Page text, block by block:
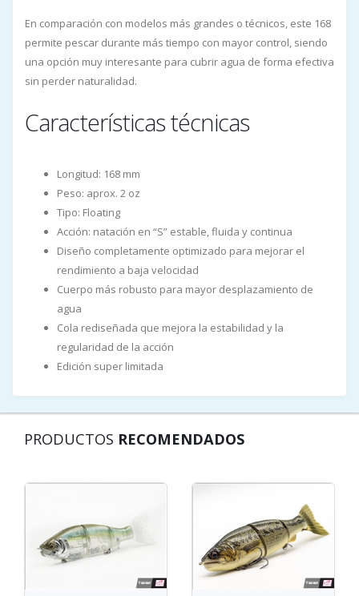
En comparación con modelos más grandes o técnicos, este 168
permite pescar durante más tiempo con mayor control, siendo
una opción muy interesante para cubrir agua de forma efectiva
sin perder naturalidad.
Características técnicas
Longitud: 168 mm
Peso: aprox. 2 oz
Tipo: Floating
Acción: natación en “S” estable, fluida y continua
Diseño completamente optimizado para mejorar el
rendimiento a baja velocidad
Cuerpo más robusto para mayor desplazamiento de
agua
Cola rediseñada que mejora la estabilidad y la
regularidad de la acción
Edición super limitada
PRODUCTOS RECOMENDADOS